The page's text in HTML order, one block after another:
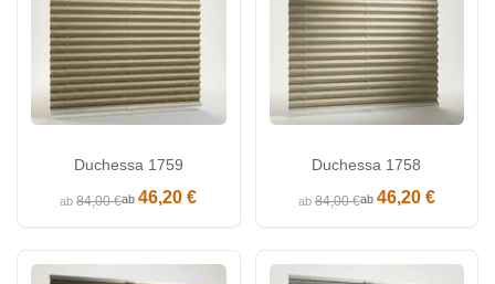
Duchessa 1759
ab84,00 €ab46,20 €
Duchessa 1758
ab84,00 €ab 46,20 €